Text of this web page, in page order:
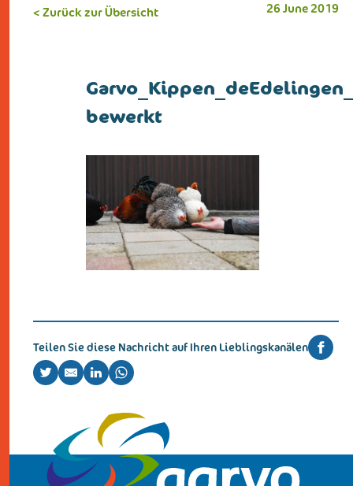
das herz
geschäfte
neuigkeiten
< Zurück zur Übersicht 26 June 2019
bewerkt
Teilen Sie diese Nachricht auf Ihren Lieblingskanälen